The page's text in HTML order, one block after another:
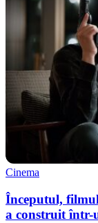
Cinema
Începutul,
a construit într-